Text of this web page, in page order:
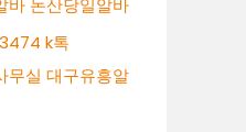
논산당일알바
k톡
실 대구유흥알